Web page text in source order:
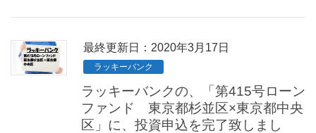
最終更新日：2020年3月17日
ラッキーバンク
ラッキーバンクの、「第415号ローン
ファンド 東京都杉並区×東京都中央
区」に、投資申込を完了致しまし